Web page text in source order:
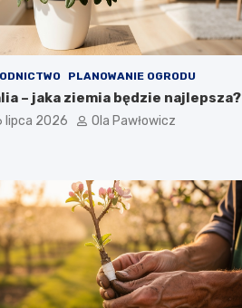
PLANOWANIE OGRODU
– jaka ziemia będzie najlepsza?
lipca 2026 Ola Pawłowicz